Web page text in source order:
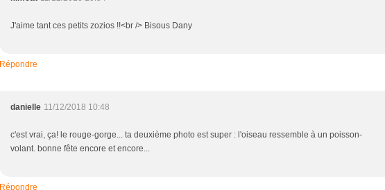
J'aime tant ces petits zozios !!<br /> Bisous Dany
Répondre
danielle 11/12/2018 10:48
c'est vrai, ça! le rouge-gorge... ta deuxième photo est super : l'oiseau ressemble à un poisson-
volant. bonne fête encore et encore...
Répondre